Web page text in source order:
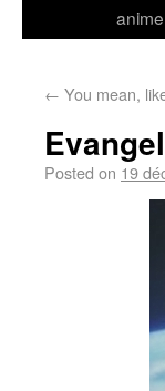
anime
← You mean,
Posted on 19